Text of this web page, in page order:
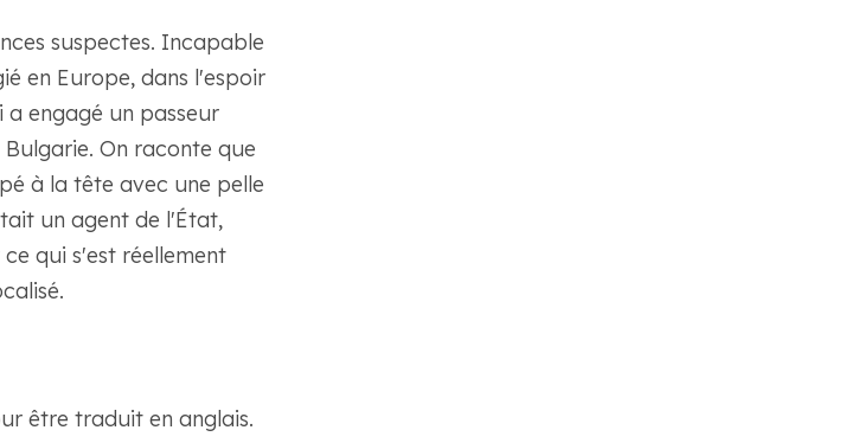
suspectes. Incapable
en Europe, dans l'espoir
engagé un passeur
On raconte que
à la tête avec une pelle
un agent de l'État,
qui s'est réellement
être traduit en anglais.